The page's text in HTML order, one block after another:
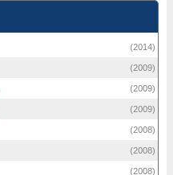
(2014)
(2009)
(2009)
(2009)
(2008)
(2008)
(2008)